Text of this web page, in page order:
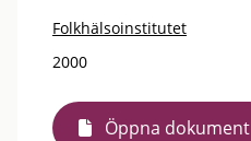
Folkhälsoinstitutet
2000
Öppna dokument